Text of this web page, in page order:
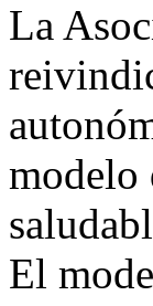
La
modelo
El